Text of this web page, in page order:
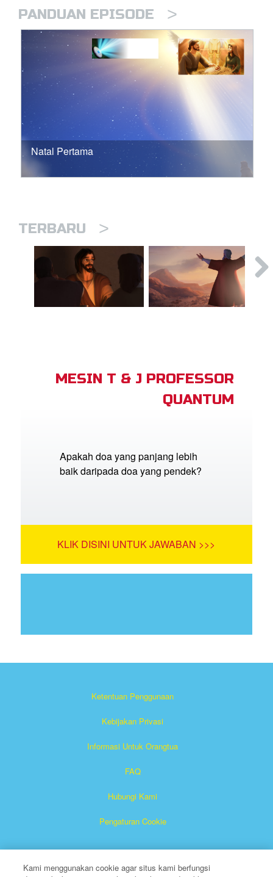
PANDUAN EPISODE >
Natal Pertama
TERBARU >
MESIN T & J PROFESSOR
QUANTUM
Apakah doa yang panjang lebih
baik daripada doa yang pendek?
KLIK DISINI UNTUK JAWABAN >>>
Ketentuan Penggunaan
Kebijakan Privasi
Informasi Untuk Orangtua
FAQ
Hubungi Kami
Pengaturan Cookie
Kami menggunakan cookie agar situs kami berfungsi